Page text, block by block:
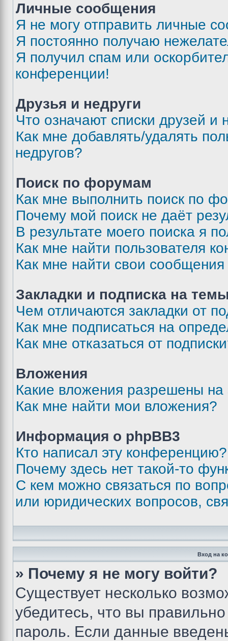
Личные сообщения
Я не могу отправить личные
Я постоянно получаю
Я получил спам или
конференции!
Друзья и недруги
Что означают списки друзей и
Как мне добавлять/удалять
недругов?
Поиск по форумам
Как мне выполнить поиск по
Почему мой поиск не даёт
В результате моего поиска я
Как мне найти пользователя
Как мне найти свои
Закладки и подписка на
Чем отличаются закладки от
Как мне подписаться на
Как мне отказаться от
Вложения
Какие вложения разрешены
Как мне найти мои вложения?
Информация о phpBB3
Кто написал эту конференцию?
Почему здесь нет такой-то
С кем можно связаться по
или юридических вопросов,
Вход на
» Почему я не могу войти?
Существует несколько
убедитесь, что вы
пароль. Если данные